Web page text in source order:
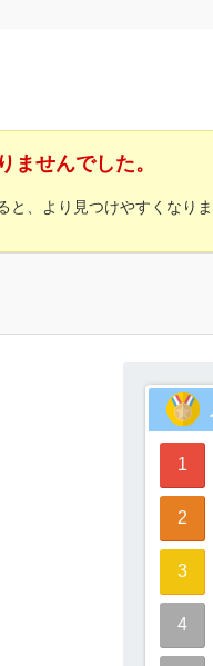
ませんでした。
、より見つけやすくなりま
1
2
3
4